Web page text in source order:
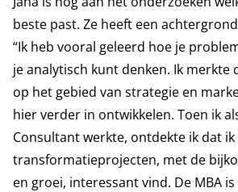
beste past. Ze heeft een
“Ik heb vooral geleerd hoe je
je analytisch kunt denken. Ik merkte
op het gebied van strategie en
hier verder in ontwikkelen. Toen ik
Consultant werkte, ontdekte ik dat
transformatieprojecten, met de
en groei, interessant vind. De MBA